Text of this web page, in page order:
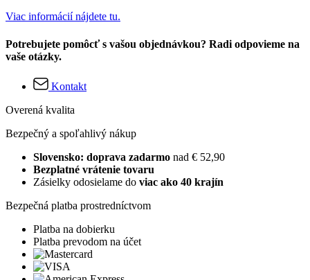
Viac informácií nájdete tu.
Potrebujete pomôcť s vašou objednávkou? Radi odpovieme na
vaše otázky.
Kontakt
Overená kvalita
Bezpečný a spoľahlivý nákup
Slovensko: doprava zadarmo nad € 52,90
Bezplatné vrátenie tovaru
Zásielky odosielame do viac ako 40 krajín
Bezpečná platba prostredníctvom
Platba na dobierku
Platba prevodom na účet